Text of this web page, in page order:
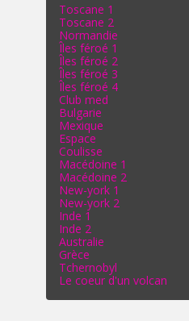
Toscane 1
Toscane 2
Normandie
Îles féroé 1
Îles féroé 2
Îles féroé 3
Îles féroé 4
Club med
Bulgarie
Mexique
Espace
Coulisse
Macédoine 1
Macédoine 2
New-york 1
New-york 2
Inde 1
Inde 2
Australie
Grèce
Tchernobyl
Le coeur d'un volcan